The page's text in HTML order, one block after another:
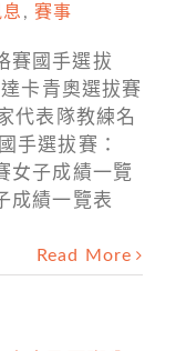
, 賽事
賽國手選拔
卡青奧選拔賽
代表隊教練名
手選拔賽：
女子成績一覽
成績一覽表
Read More